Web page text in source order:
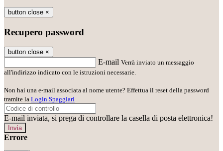
button close ×
Recupero password
button close ×
E-mail Verrà inviato un messaggio
all'indirizzo indicato con le istruzioni necessarie.
Non hai una e-mail associata al nome utente? Effettua il reset della password
tramite la Login Spaggiari
E-mail inviata, si prega di controllare la casella di posta elettronica!
Errore